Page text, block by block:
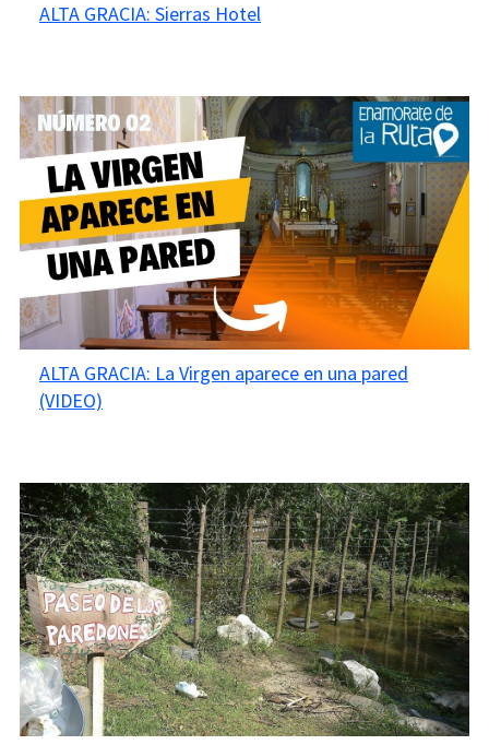
ALTA GRACIA: Sierras Hotel
ALTA GRACIA: La Virgen aparece en una pared
(VIDEO)